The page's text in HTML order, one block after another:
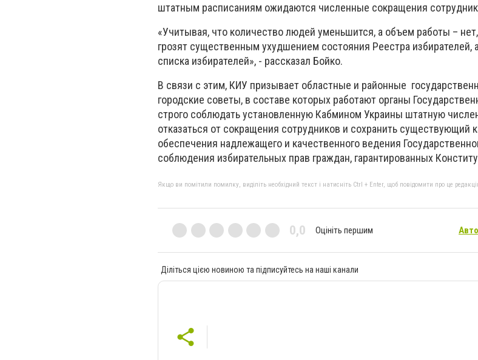
штатным расписаниям ожидаются численные сокращения
«Учитывая, что количество людей уменьшится, а объем работы –
грозят существенным ухудшением состояния Реестра избирателей,
списка избирателей», - рассказал Бойко.
В связи с этим, КИУ призывает областные и районные
городские советы, в составе которых работают органы
строго соблюдать установленную Кабмином Украины штатную
отказаться от сокращения сотрудников и сохранить существующий
обеспечения надлежащего и качественного ведения
соблюдения избирательных прав граждан, гарантированных
Якщо ви помітили помилку, виділіть необхідний текст і натисніть Ctrl + Enter, щоб повідомити про це
0,0 Оцініть першим
Діліться цією новиною та підписуйтесь на наші канали